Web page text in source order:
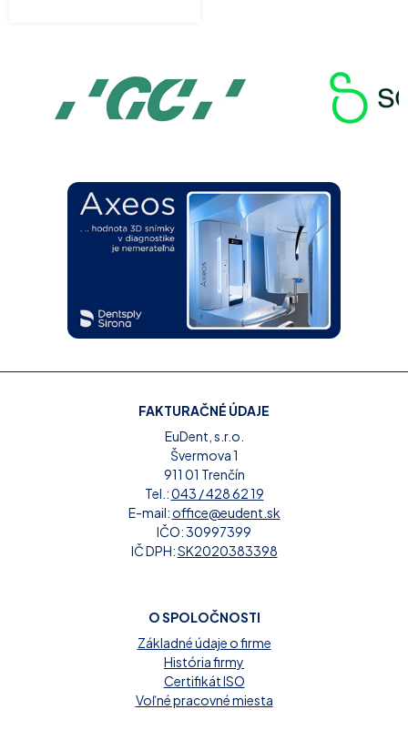
FAKTURAČNÉ ÚDAJE
EuDent, s.r.o.
Švermova 1
911 01 Trenčín
Tel.:043 / 428 62 19
E-mail:office@eudent.sk
IČO: 30997399
IČ DPH:SK2020383398
O SPOLOČNOSTI
Základné údaje o firme
História firmy
Certifikát ISO
Voľné pracovné miesta